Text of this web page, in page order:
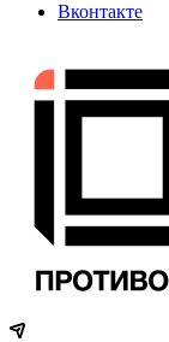
Вконтакте